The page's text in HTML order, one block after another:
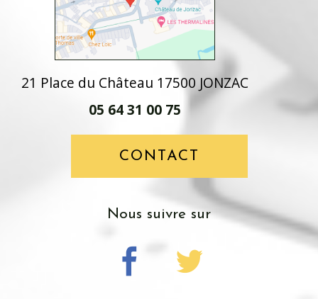
21 Place du Château 17500 JONZAC
05 64 31 00 75
CONTACT
Nous suivre sur